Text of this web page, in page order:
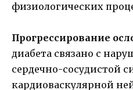
физиологических
Прогрессирование
диабета связано с
сердечно-сосудистой
кардиоваскулярной